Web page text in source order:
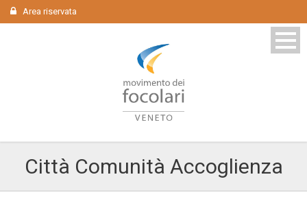
Area riservata
Città Comunità Accoglienza